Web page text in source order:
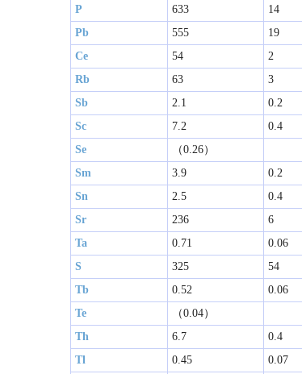
P
633 14
Pb
555 19
Ce
54 2
Rb
63 3
Sb
2.1 0.2
Sc
7.2 0.4
Se
（0.26）
Sm
3.9 0.2
Sn
2.5 0.4
Sr
236 6
Ta
0.71 0.06
S
325 54
Tb
0.52 0.06
Te
（0.04）
Th
6.7 0.4
Tl
0.45 0.07